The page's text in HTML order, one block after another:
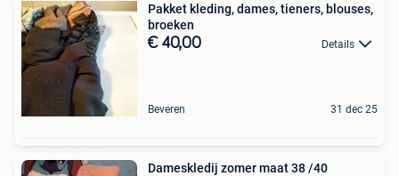
Pakket kleding, dames, tieners, blouses,
broeken
€ 40,00 Details
Beveren 31 dec 25
Dameskledij zomer maat 38 /40